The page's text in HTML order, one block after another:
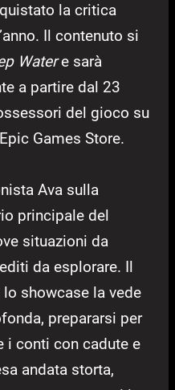
la critica
Il contenuto si
Watere sarà
a partire dal 23
del gioco su
Games Store.
Ava sulla
principale del
situazioni da
da esplorare. Il
showcase la vede
prepararsi per
i conti con cadute e
andata storta,